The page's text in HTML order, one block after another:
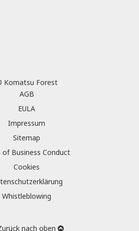
Komatsu Forest
AGB
EULA
Impressum
Sitemap
of Business Conduct
Cookies
Whistleblowing
nach oben